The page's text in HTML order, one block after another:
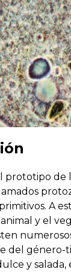
prototipo de
A
y el
del género-
y salada,